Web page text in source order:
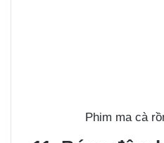
Phim ma cà